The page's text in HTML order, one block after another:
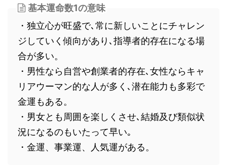
基本運命数1の意味
・独立心が旺盛で､常に新しいことにチャレン
ジしていく傾向があり､指導者的存在になる場
合が多い。
・男性なら自営や創業者的存在､女性ならキャ
リアウーマン的な人が多く､潜在能力も多彩で
金運もある。
・男女とも周囲を楽しくさせ､結婚及び類似状
況になるのもいたって早い｡
・金運、事業運、人気運がある。